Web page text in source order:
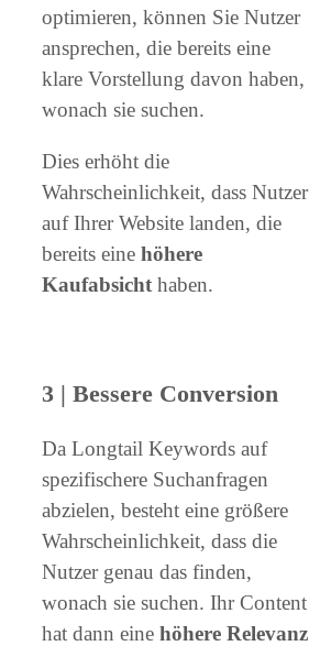
optimieren, können Sie Nutzer
ansprechen, die bereits eine
klare Vorstellung davon haben,
wonach sie suchen.
Dies erhöht die
Wahrscheinlichkeit, dass Nutzer
auf Ihrer Website landen, die
bereits eine höhere
Kaufabsicht haben.
3 | Bessere Conversion
Da Longtail Keywords auf
spezifischere Suchanfragen
abzielen, besteht eine größere
Wahrscheinlichkeit, dass die
Nutzer genau das finden,
wonach sie suchen. Ihr Content
hat dann eine höhere Relevanz